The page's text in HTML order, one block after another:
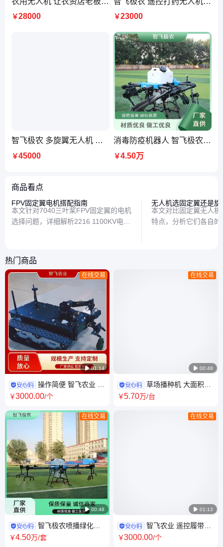
￥28000 ￥23000
智飞极农 多旋翼无人机 大载重挂载设备 应急照明抢险救灾飞机
￥45000
消毒防疫机器人 智飞极农zfjn850 雾化均匀 智能规划
￥4.50万
商品看点
FPV固定翼电机搭配指南
本文针对7040三叶桨FPV固定翼的电机
选择问题，详细解析2216 1100KV电机
无人机选固定翼还是旋
本文对比固定翼无人
特点，分析它们各自
热门商品
 01:14
在线交易
操作简便 智飞农业 雪
地车沼泽车 安全防护机制
￥3000.00/个
 00:48
在线交易
智飞极农喷播绿化撒
播机 喷草籽植草机 高速公路边
￥4.50万/套
 00:48
在线交易
草场播种机 大面积草
原播种 畜牧草场种植
￥5.70万/台
 01:13
在线交易
智飞农业 遥控履带车
安全防护设计 持久作业耐力强
￥3000.00/个